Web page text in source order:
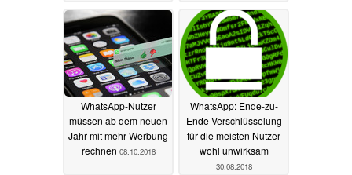
WhatsApp-Nutzer
müssen ab dem neuen
Jahr mit mehr Werbung
rechnen 08.10.2018
WhatsApp: Ende-zu-
Ende-Verschlüsselung
für die meisten Nutzer
wohl unwirksam
30.08.2018